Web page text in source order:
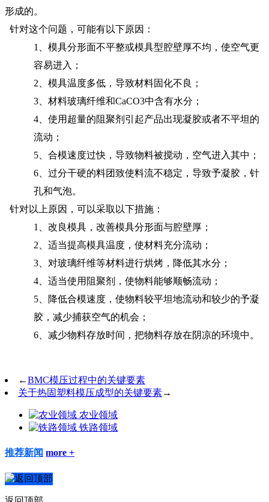
形成的。
针对这个问题，可能有以下原因：
1、模具分形面不平整或模具型腔壁厚不均，使空气更
容易进入；
2、模具温度多低，导致材料固化不良；
3、材料玻璃纤维和CaCO3中含有水分；
4、 使用超量的阻聚剂引起产品出现凝胶或者不平坦的
流动；
5、 合模速度过快，导致物料被搅动，空气进入其中；
6、过分干硬的料团致使料流不稳定，导致予凝胶，针
孔和气泡。
针对以上原因，可以采取以下措施：
1、改良模具，改善模具分形面与腔壁厚；
2、适当提高模具温度，使材料充分流动；
3、对玻璃纤维等材料进行烘烤，降低其水分；
4、适当使用阻聚剂，使物料能够顺畅流动；
5、降低合模速度，使物料较平坦地流动和较少的予凝
胶，减少捕获空气的机会；
6、减少物料存放时间，把物料存放在阴凉的环境中。
←BMC模压过程中的关键要素
关于热固塑料模压成型的关键要素→
农业领域
铁路领域
推荐新闻 more +